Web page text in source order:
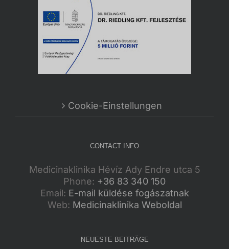
Cookie-Einstellungen
CONTACT INFO
Medicinaklinika Hévíz Ady Endre utca 5
Phone: +36 83 340 150
Email: E-mail küldése fogászatnak
Web: Medicinaklinika Weboldal
NEUESTE BEITRÄGE